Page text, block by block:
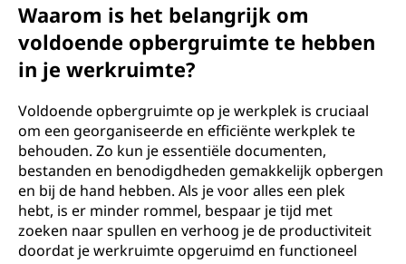
Waarom is het belangrijk om
voldoende opbergruimte te hebben
in je werkruimte?
Voldoende opbergruimte op je werkplek is cruciaal
om een georganiseerde en efficiënte werkplek te
behouden. Zo kun je essentiële documenten,
bestanden en benodigdheden gemakkelijk opbergen
en bij de hand hebben. Als je voor alles een plek
hebt, is er minder rommel, bespaar je tijd met
zoeken naar spullen en verhoog je de productiviteit
doordat je werkruimte opgeruimd en functioneel